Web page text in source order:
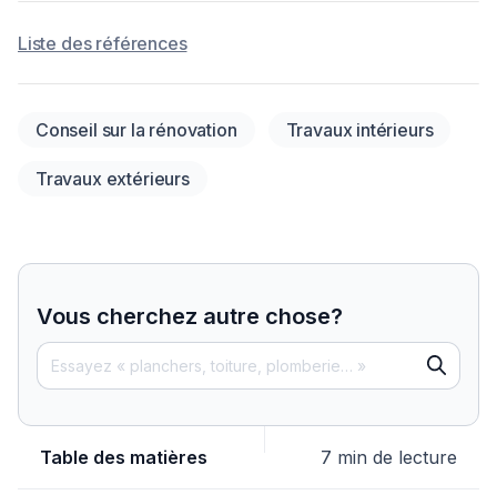
Liste des références
Conseil sur la rénovation Travaux intérieurs
Travaux extérieurs
Vous cherchez autre chose?
Table des matières 7 min de lecture